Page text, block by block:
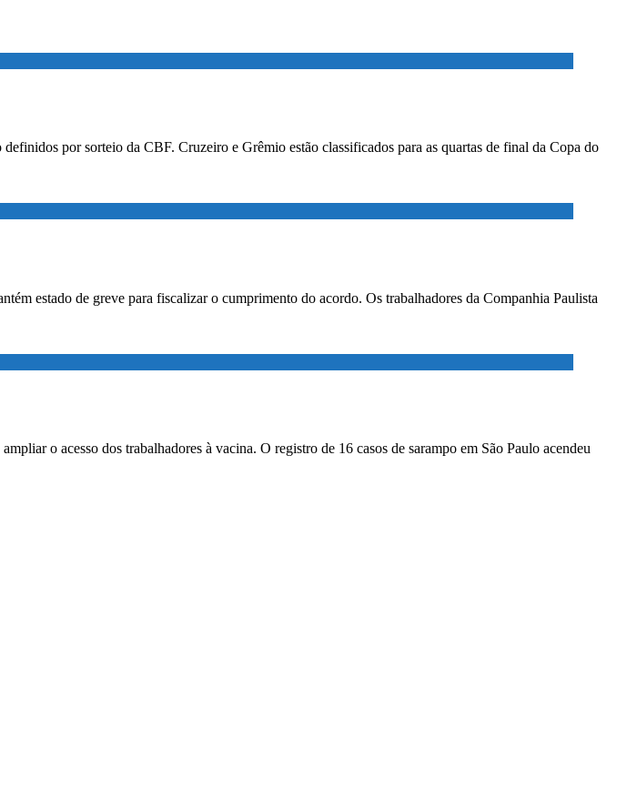
por sorteio da CBF. Cruzeiro e Grêmio estão classificados para as quartas de final da Copa do
estado de greve para fiscalizar o cumprimento do acordo. Os trabalhadores da Companhia Paulista
o acesso dos trabalhadores à vacina. O registro de 16 casos de sarampo em São Paulo acendeu